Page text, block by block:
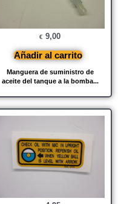
Manguera de suministro de
aceite del tanque a la bomba...
€ 9,00
Añadir al carrito